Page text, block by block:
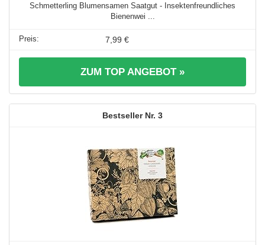
Schmetterling Blumensamen Saatgut - Insektenfreundliches
Bienenwei ...
7,99 €
ZUM TOP ANGEBOT »
3